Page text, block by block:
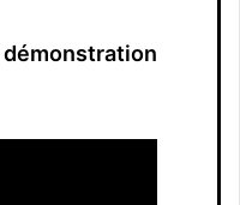
démonstration